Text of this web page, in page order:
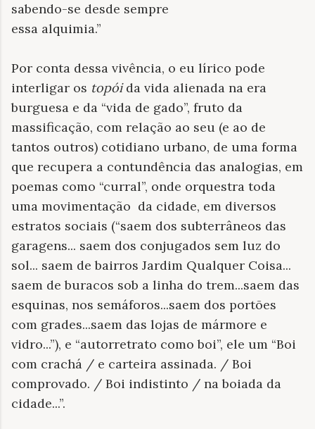
sabendo-se desde sempre
essa alquimia.”
Por conta dessa vivência, o eu lírico pode
interligar os topóida vida alienada na era
burguesa e da “vida de gado”, fruto da
massificação, com relação ao seu (e ao de
tantos outros) cotidiano urbano, de uma forma
que recupera a contundência das analogias, em
poemas como “curral”, onde orquestra toda
uma movimentação da cidade, em diversos
estratos sociais (“saem dos subterrâneos das
garagens... saem dos conjugados sem luz do
sol... saem de bairros Jardim Qualquer Coisa...
saem de buracos sob a linha do trem...saem das
esquinas, nos semáforos...saem dos portões
com grades...saem das lojas de mármore e
vidro...”), e “autorretrato como boi”, ele um “Boi
com crachá / e carteira assinada. / Boi
comprovado. / Boi indistinto / na boiada da
cidade...”.